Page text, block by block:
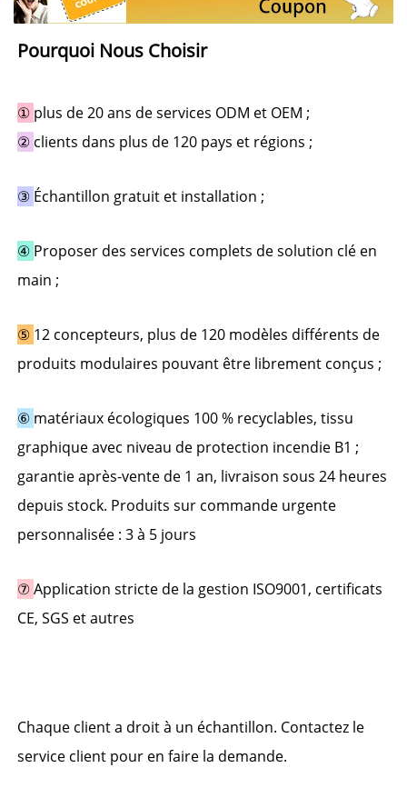
Pourquoi Nous Choisir
① plus de 20 ans de services ODM et OEM ;
② clients dans plus de 120 pays et régions ;
③ Échantillon gratuit et installation ;
④ Proposer des services complets de solution clé en
main ;
⑤ 12 concepteurs, plus de 120 modèles différents de
produits modulaires pouvant être librement conçus ;
⑥ matériaux écologiques 100 % recyclables, tissu
graphique avec niveau de protection incendie B1 ;
garantie après-vente de 1 an, livraison sous 24 heures
depuis stock. Produits sur commande urgente
personnalisée : 3 à 5 jours
⑦ Application stricte de la gestion ISO9001, certificats
CE, SGS et autres
Chaque client a droit à un échantillon. Contactez le
service client pour en faire la demande.